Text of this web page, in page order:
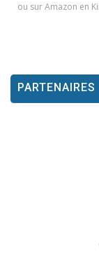
ou sur Amazon en
PARTENAIRES